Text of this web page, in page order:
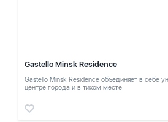
Gastello Minsk Residence
Gastello Minsk Residence объединяет в себе
центре города и в тихом месте